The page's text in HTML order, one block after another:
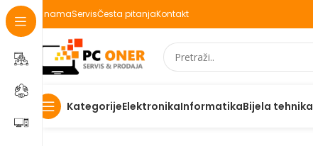
O namaServisČesta pitanjaKontakt
KategorijeElektronikaInformatikaBijela tehnika
Početna